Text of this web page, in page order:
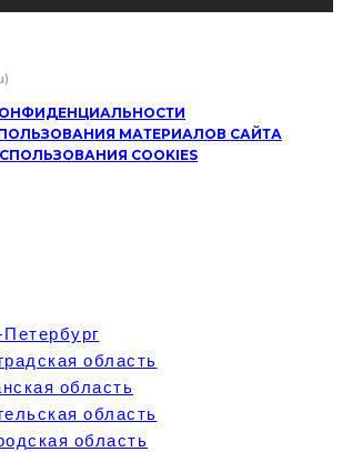
МАТЕРИАЛОВ САЙТА
COOKIES
область
область
область
область